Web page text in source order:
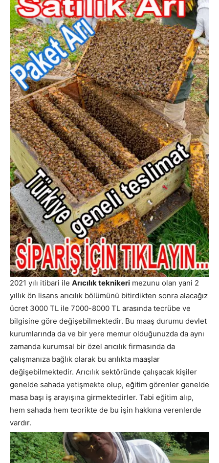
2021 yılı itibari ile Arıcılık teknikeri mezunu olan yani 2
yıllık ön lisans arıcılık bölümünü bitirdikten sonra alacağız
ücret 3000 TL ile 7000-8000 TL arasında tecrübe ve
bilgisine göre değişebilmektedir. Bu maaş durumu devlet
kurumlarında da ve bir yere memur olduğunuzda da aynı
zamanda kurumsal bir özel arıcılık firmasında da
çalışmanıza bağlık olarak bu arılıkta maaşlar
değişebilmektedir. Arıcılık sektöründe çalışacak kişiler
genelde sahada yetişmekte olup, eğitim görenler genelde
masa başı iş arayışına girmektedirler. Tabi eğitim alıp,
hem sahada hem teorikte de bu işin hakkına verenlerde
vardır.